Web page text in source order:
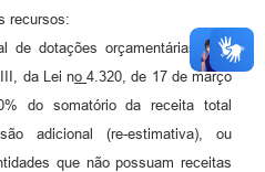
recursos:
de dotações orçamentárias, nos
III, da Lei no4.320, de 17 de março
do somatório da receita total
adicional (re-estimativa), ou
que não possuam receitas